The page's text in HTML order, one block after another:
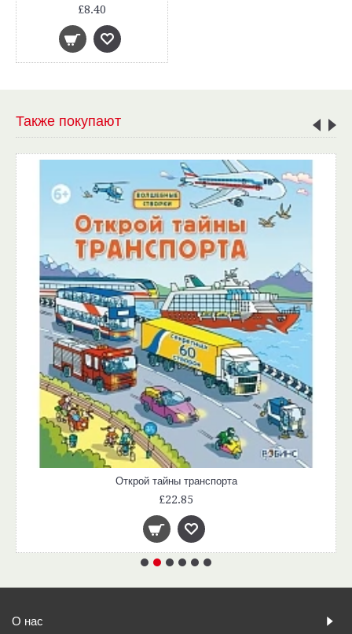
£8.40
Также покупают
Открой тайны транспорта
£22.85
О нас